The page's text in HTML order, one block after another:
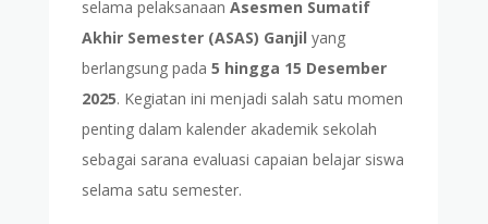
selama pelaksanaan Asesmen Sumatif
Akhir Semester (ASAS) Ganjil yang
berlangsung pada 5 hingga 15 Desember
2025. Kegiatan ini menjadi salah satu momen
penting dalam kalender akademik sekolah
sebagai sarana evaluasi capaian belajar siswa
selama satu semester.